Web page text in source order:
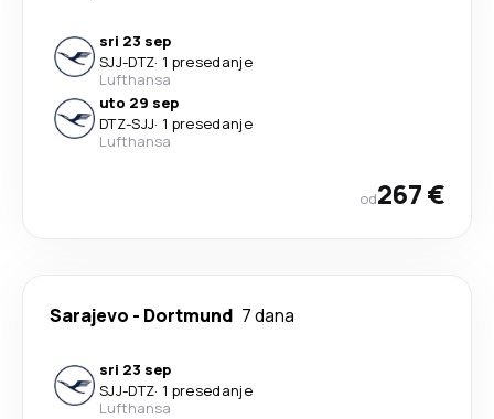
sri 23 sep
SJJ-DTZ· 1 presedanje
Lufthansa
uto 29 sep
DTZ-SJJ· 1 presedanje
Lufthansa
od267 €
Sarajevo - Dortmund 7 dana
sri 23 sep
SJJ-DTZ· 1 presedanje
Lufthansa